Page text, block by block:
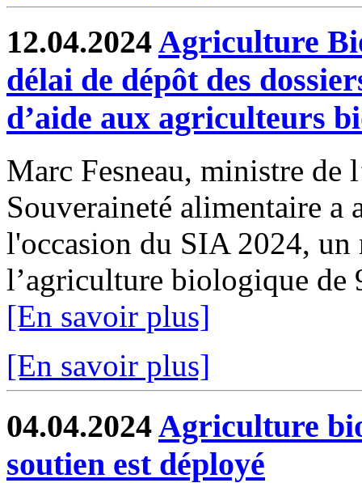
12.04.2024Agriculture
délai de dépôt des
d’aide aux agriculteurs
Marc Fesneau, ministre de
Souveraineté alimentaire a
l'occasion du SIA 2024,
l’agriculture biologique de
[En savoir plus]
[En savoir plus]
04.04.2024Agriculture
soutien est déployé